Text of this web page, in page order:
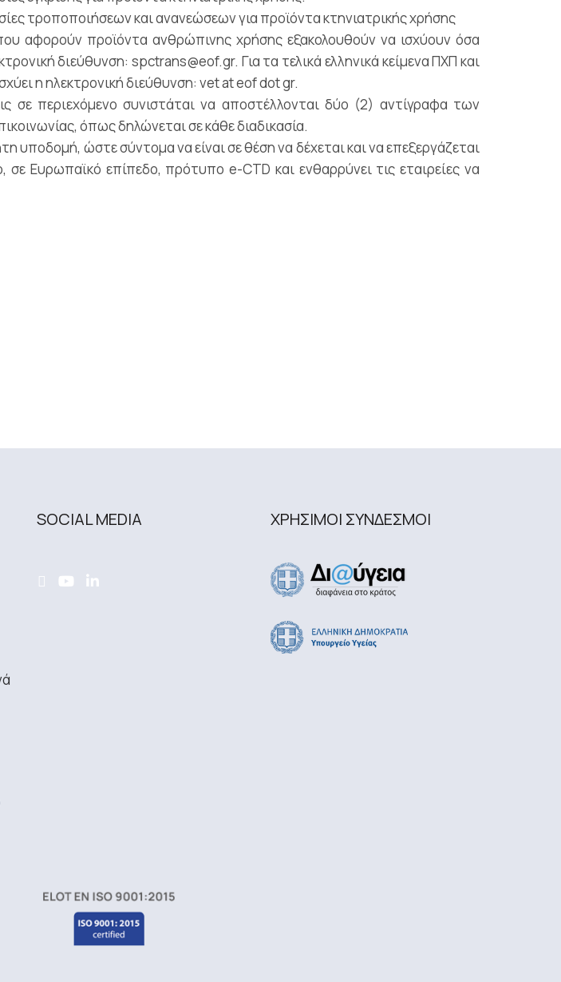
τροποποιήσεων και ανανεώσεων για προϊόντα κτηνιατρικής χρήσης
αφορούν προϊόντα ανθρώπινης χρήσης εξακολουθούν να ισχύουν όσα
διεύθυνση: spctrans@eof.gr. Για τα τελικά ελληνικά κείμενα ΠΧΠ και
η ηλεκτρονική διεύθυνση: vet at eof dot gr.
σε περιεχόμενο συνιστάται να αποστέλλονται δύο (2) αντίγραφα των
όπως δηλώνεται σε κάθε διαδικασία.
υποδομή, ώστε σύντομα να είναι σε θέση να δέχεται και να επεξεργάζεται
Ευρωπαϊκό επίπεδο, πρότυπο e-CTD και ενθαρρύνει τις εταιρείες να
SOCIAL MEDIA ΧΡΗΣΙΜΟΙ ΣΥΝΔΕΣΜΟΙ